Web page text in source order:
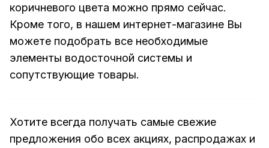
коричневого цвета можно прямо сейчас.
Кроме того, в нашем интернет-магазине Вы
можете подобрать все необходимые
элементы водосточной системы и
сопутствующие товары.
Хотите всегда получать самые свежие
предложения обо всех акциях, распродажах и